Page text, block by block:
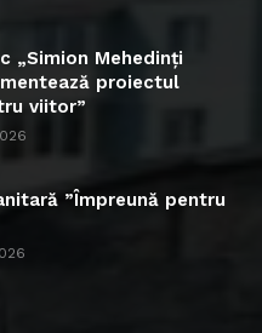
„Simion Mehedinți
proiectul
viitor”
”Împreună pentru